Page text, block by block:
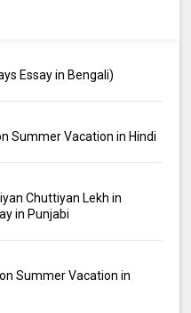
Essay in Bengali)
on Summer Vacation in Hindi
Chuttiyan Lekh in
in Punjabi
Summer Vacation in